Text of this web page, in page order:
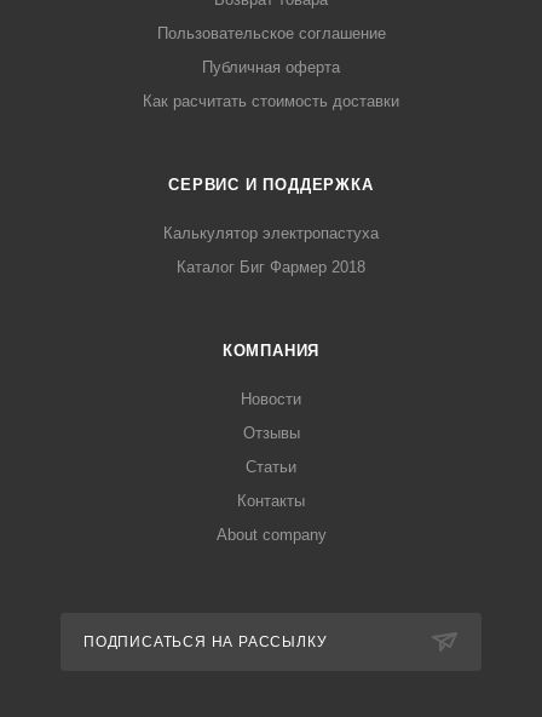
Пользовательское соглашение
Публичная оферта
Как расчитать стоимость доставки
СЕРВИС И ПОДДЕРЖКА
Калькулятор электропастуха
Каталог Биг Фармер 2018
КОМПАНИЯ
Новости
Отзывы
Статьи
Контакты
About company
ПОДПИСАТЬСЯ НА РАССЫЛКУ